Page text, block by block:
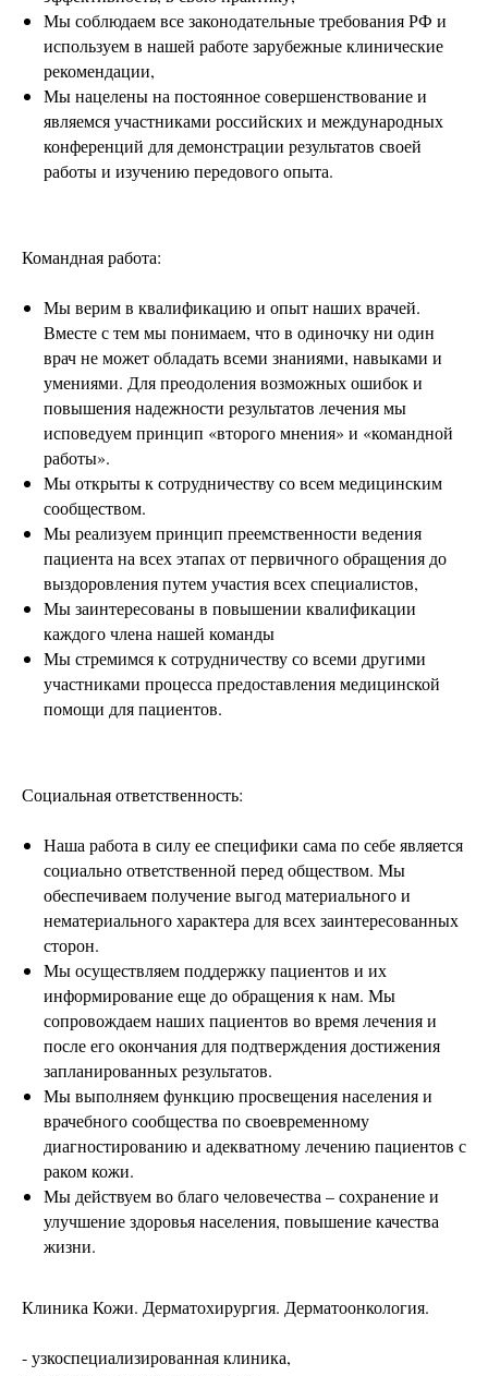
Мы соблюдаем все законодательные требования РФ и
используем в нашей работе зарубежные клинические
рекомендации,
Мы нацелены на постоянное совершенствование и
являемся участниками российских и международных
конференций для демонстрации результатов своей
работы и изучению передового опыта.
Командная работа:
Мы верим в квалификацию и опыт наших врачей.
Вместе с тем мы понимаем, что в одиночку ни один
врач не может обладать всеми знаниями, навыками и
умениями. Для преодоления возможных ошибок и
повышения надежности результатов лечения мы
исповедуем принцип «второго мнения» и «командной
работы».
Мы открыты к сотрудничеству со всем медицинским
сообществом.
Мы реализуем принцип преемственности ведения
пациента на всех этапах от первичного обращения до
выздоровления путем участия всех специалистов,
Мы заинтересованы в повышении квалификации
каждого члена нашей команды
Мы стремимся к сотрудничеству со всеми другими
участниками процесса предоставления медицинской
помощи для пациентов.
Социальная ответственность:
Наша работа в силу ее специфики сама по себе является
социально ответственной перед обществом. Мы
обеспечиваем получение выгод материального и
нематериального характера для всех заинтересованных
сторон.
Мы осуществляем поддержку пациентов и их
информирование еще до обращения к нам. Мы
сопровождаем наших пациентов во время лечения и
после его окончания для подтверждения достижения
запланированных результатов.
Мы выполняем функцию просвещения населения и
врачебного сообщества по своевременному
диагностированию и адекватному лечению пациентов с
раком кожи.
Мы действуем во благо человечества – сохранение и
улучшение здоровья населения, повышение качества
жизни.
Клиника Кожи. Дерматохирургия. Дерматоонкология.
- узкоспециализированная клиника,